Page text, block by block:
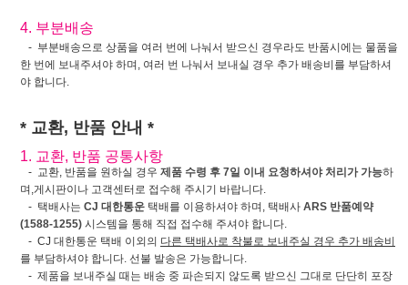
4. 부분배송
- 부분배송으로 상품을 여러 번에 나눠서 받으신 경우라도 반품시에는 물품을
한 번에 보내주셔야 하며, 여러 번 나눠서 보내실 경우 추가 배송비를 부담하셔
야 합니다.
* 교환, 반품 안내 *
1. 교환, 반품 공통사항
- 교환, 반품을 원하실 경우 제품 수령 후 7일 이내 요청하셔야 처리가 가능하
며,게시판이나 고객센터로 접수해 주시기 바랍니다.
- 택배사는 CJ 대한통운 택배를 이용하셔야 하며, 택배사 ARS 반품예약
(1588-1255) 시스템을 통해 직접 접수해 주셔야 합니다.
- CJ 대한통운 택배 이외의 다른 택배사로 착불로 보내주실 경우 추가 배송비
를 부담하셔야 합니다. 선불 발송은 가능합니다.
- 제품을 보내주실 때는 배송 중 파손되지 않도록 받으신 그대로 단단히 포장